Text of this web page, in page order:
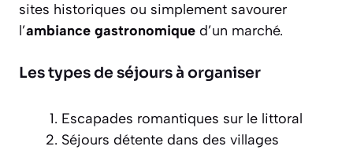
sites historiques ou simplement savourer
l’ambiance gastronomique d’un marché.
Les types de séjours à organiser
Escapades romantiques sur le littoral
Séjours détente dans des villages